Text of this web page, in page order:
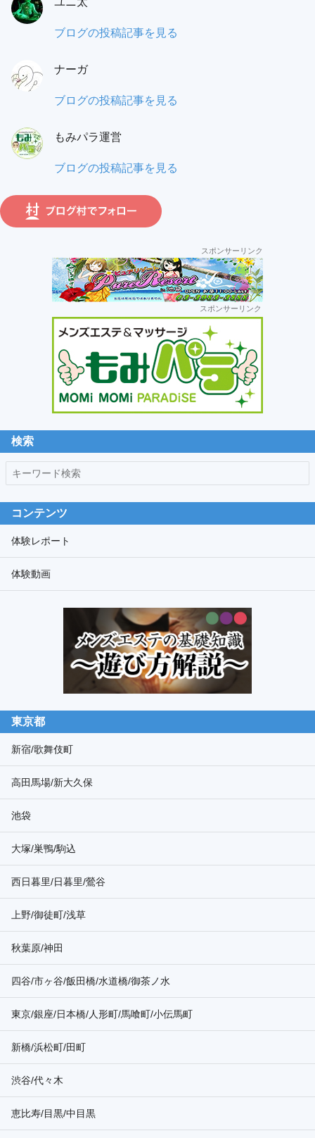
ワ
ル:
パ
面
査
ユ
太:
ブログの投稿記事を見る
ナーガ
ナ
ガ:
ブログの投稿記事を見る
もみパラ運営
も
パ
ラ
営:
ブログの投稿記事を見る
スポンサーリンク
ド
バ
ー
スポンサーリンク
検索
キ
ワ
ー
ド
検
索
コンテンツ
体験レポート
体験動画
東京都
新宿/歌舞伎町
高田馬場/新大久保
池袋
大塚/巣鴨/駒込
西日暮里/日暮里/鶯谷
上野/御徒町/浅草
秋葉原/神田
四谷/市ヶ谷/飯田橋/水道橋/御茶ノ水
東京/銀座/日本橋/人形町/馬喰町/小伝馬町
新橋/浜松町/田町
渋谷/代々木
恵比寿/目黒/中目黒